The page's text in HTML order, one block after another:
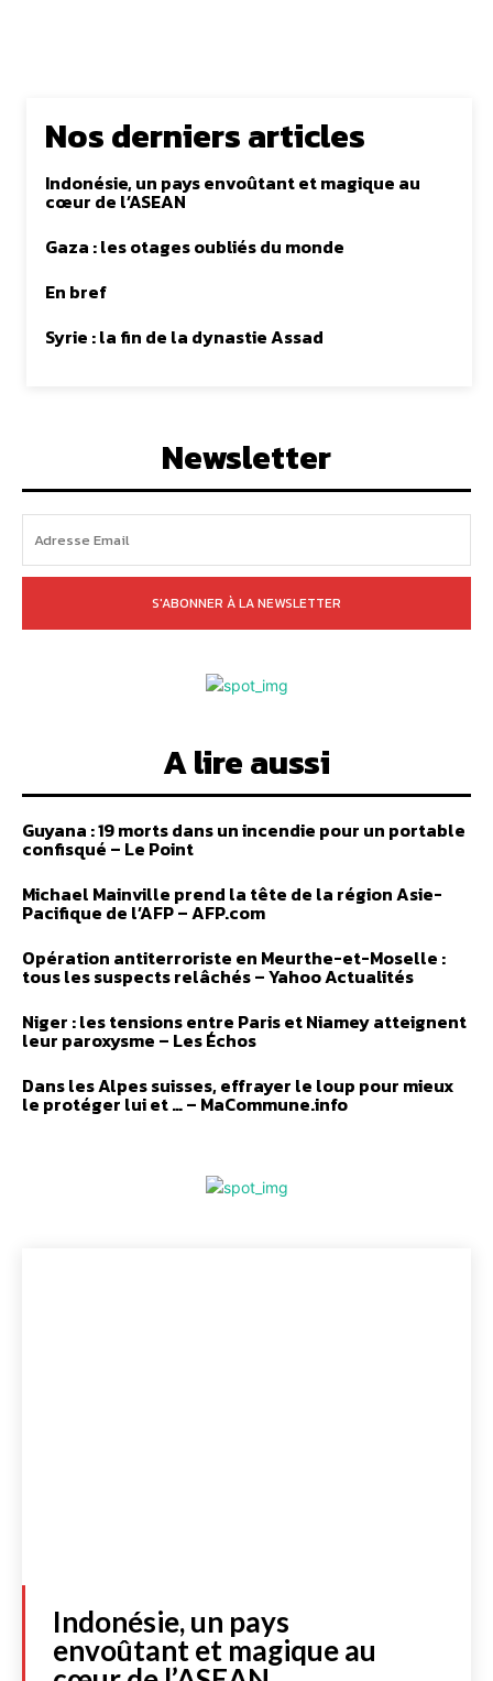
FRANCE
INTERNATIONAL
CULTURE & SOCIÉTÉ
Nos derniers articles
Indonésie, un pays envoûtant et magique au
cœur de l’ASEAN
Gaza : les otages oubliés du monde
En bref
Syrie : la fin de la dynastie Assad
Newsletter
S'ABONNER À LA NEWSLETTER
A lire aussi
Guyana : 19 morts dans un incendie pour un portable
confisqué – Le Point
Michael Mainville prend la tête de la région Asie-
Pacifique de l’AFP – AFP.com
Opération antiterroriste en Meurthe-et-Moselle :
tous les suspects relâchés – Yahoo Actualités
Niger : les tensions entre Paris et Niamey atteignent
leur paroxysme – Les Échos
Dans les Alpes suisses, effrayer le loup pour mieux
le protéger lui et … – MaCommune.info
Indonésie, un pays
envoûtant et magique au